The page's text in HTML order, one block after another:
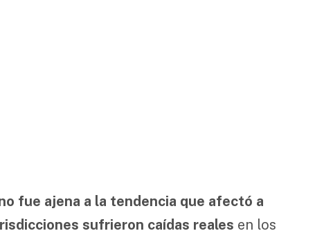
fue ajena a la tendencia que afectó a
sufrieron caídas reales en los